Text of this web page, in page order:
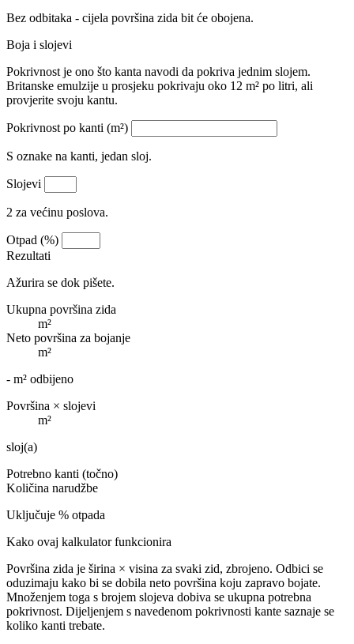
Bez odbitaka - cijela površina zida bit će obojena.
Boja i slojevi
Pokrivnost je ono što kanta navodi da pokriva jednim slojem.
Britanske emulzije u prosjeku pokrivaju oko 12 m² po litri, ali
provjerite svoju kantu.
Pokrivnost po kanti (m²)
S oznake na kanti, jedan sloj.
Slojevi
2 za većinu poslova.
Otpad (%)
Rezultati
Ažurira se dok pišete.
Ukupna površina zida
m²
Neto površina za bojanje
m²
- m² odbijeno
Površina × slojevi
m²
sloj(a)
Potrebno kanti (točno)
Količina narudžbe
Uključuje % otpada
Kako ovaj kalkulator funkcionira
Površina zida je širina × visina za svaki zid, zbrojeno. Odbici se
oduzimaju kako bi se dobila neto površina koju zapravo bojate.
Množenjem toga s brojem slojeva dobiva se ukupna potrebna
pokrivnost. Dijeljenjem s navedenom pokrivnosti kante saznaje se
koliko kanti trebate.